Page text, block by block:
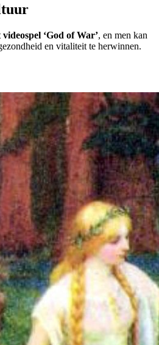
‘God of War’, en men kan
en vitaliteit te herwinnen.